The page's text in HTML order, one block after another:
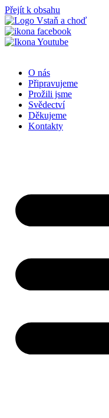
Přejít k obsahu
O nás
Připravujeme
Prožili jsme
Svědectví
Děkujeme
Kontakty